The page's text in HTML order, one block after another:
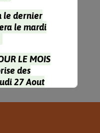
le dernier
le mardi
LE MOIS
des
27 Aout
, Je Vous